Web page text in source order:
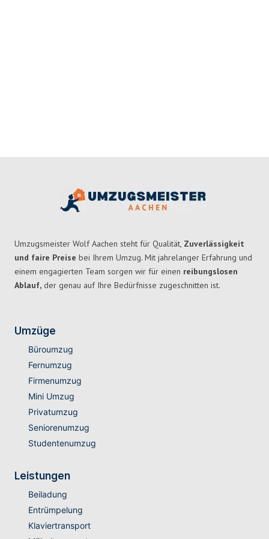
Umzugsmeister Wolf Aachen steht für Qualität, Zuverlässigkeit
und faire Preise bei Ihrem Umzug. Mit jahrelanger Erfahrung und
einem engagierten Team sorgen wir für einen reibungslosen
Ablauf, der genau auf Ihre Bedürfnisse zugeschnitten ist.
Umzüge
Büroumzug
Fernumzug
Firmenumzug
Mini Umzug
Privatumzug
Seniorenumzug
Studentenumzug
Leistungen
Beiladung
Entrümpelung
Klaviertransport